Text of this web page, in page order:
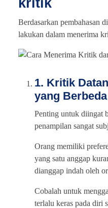
Berdasarkan pembahasan
lakukan dalam menerima
1. Kritik
yang Berbeda
Penting untuk diingat
penampilan sangat
Orang memiliki
yang satu anggap
dianggap indah oleh
Cobalah untuk
terlalu keras pada diri